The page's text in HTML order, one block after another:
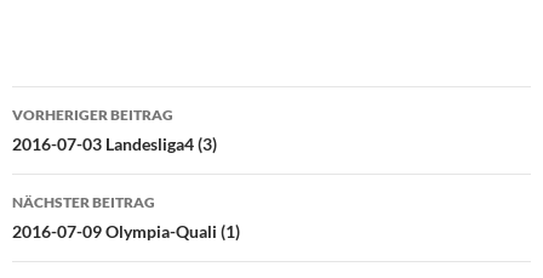
Beitragsnavigation
VORHERIGER BEITRAG
2016-07-03 Landesliga4 (3)
NÄCHSTER BEITRAG
2016-07-09 Olympia-Quali (1)